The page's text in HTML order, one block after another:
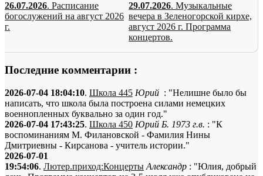
26.07.2026. Расписание
богослужений на август 2026
г.
29.07.2026. Музыкальные
вечера в Зеленогорской кирхе,
август 2026 г. Программа
концертов.
Последние комментарии :
2026-07-04 18:04:10. Школа 445 Юрий : "Нелишне было бы
написать, что школа была построена силами немецких
военнопленных буквально за один год."
2026-07-04 17:43:25. Школа 450 Юрий Б. 1973 г.в. : "К
воспоминаниям М. Филановской - Фамилия Нины
Дмитриевны - Кирсанова - учитель истории."
2026-07-01
19:54:06. Лютер.приход:Концерты Александр : "Юлия, добрый